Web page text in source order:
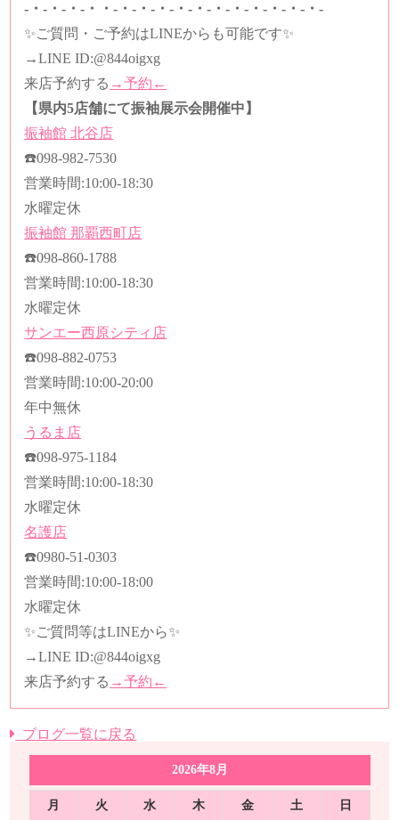
-・-・-・-・・-・-・-・-・-・-・-・-・-・-・-・-
✨ご質問・ご予約はLINEからも可能です✨
→LINE ID:@844oigxg
来店予約する →予約←
【県内5店舗にて振袖展示会開催中】
振袖館 北谷店
☎️098-982-7530
営業時間:10:00-18:30
水曜定休
振袖館 那覇西町店
☎️098-860-1788
営業時間:10:00-18:30
水曜定休
サンエー西原シティ店
☎️098-882-0753
営業時間:10:00-20:00
年中無休
うるま店
☎️098-975-1184
営業時間:10:00-18:30
水曜定休
名護店
☎️0980-51-0303
営業時間:10:00-18:00
水曜定休
✨ご質問等はLINEから✨
→LINE ID:@844oigxg
来店予約する →予約←
ブログ一覧に戻る
2026年8月
月 火 水 木 金 土 日